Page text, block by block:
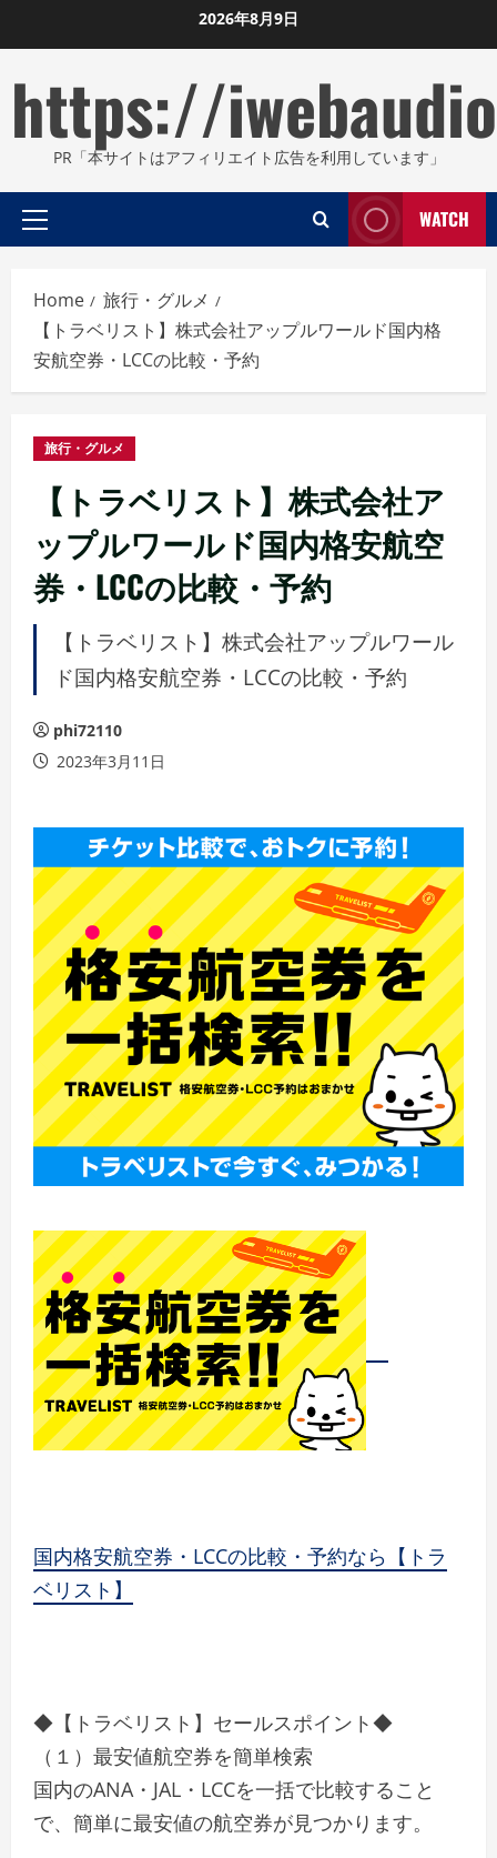
to
2026年8月9日
https://
PR「本サイトはアフィリエイト広告を利用しています」
Primary
WATCH
Home
旅行・グルメ
【トラベリスト】株式会社アップルワールド国内格
安航空券・LCCの比較・予約
旅行・グルメ
【トラベリスト】株式会社ア
ップルワールド国内格安航空
券・LCCの比較・予約
【トラベリスト】株式会社アップルワール
ド国内格安航空券・LCCの比較・予約
phi72110
2023年3月11日
国内格安航空券・LCCの比較・予約なら【トラ
ベリスト】
◆【トラベリスト】セールスポイント◆
（１）最安値航空券を簡単検索
国内のANA・JAL・LCCを一括で比較すること
で、簡単に最安値の航空券が見つかります。